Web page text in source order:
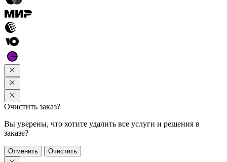
Очистить заказ?
Вы уверены, что хотите удалить все услуги и решения в
заказе?
Отменить Очистить